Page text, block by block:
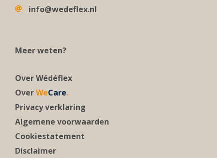
info@wedeflex.nl
Meer weten?
Over Wédéflex
OverWeCare.
Privacy verklaring
Algemene voorwaarden
Cookiestatement
Disclaimer